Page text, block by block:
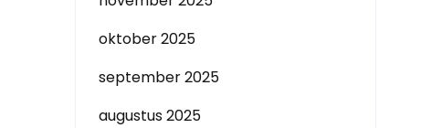
oktober 2025
september 2025
augustus 2025